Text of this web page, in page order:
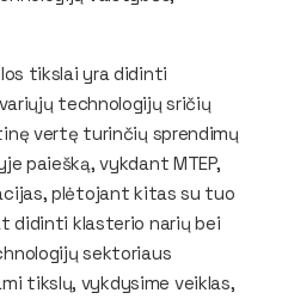
tikslai yra didinti
technologijų sričių
vertę turinčių sprendimų
paiešką, vykdant MTEP,
plėtojant kitas su tuo
didinti klasterio narių bei
sektoriaus
tikslų, vykdysime veiklas,